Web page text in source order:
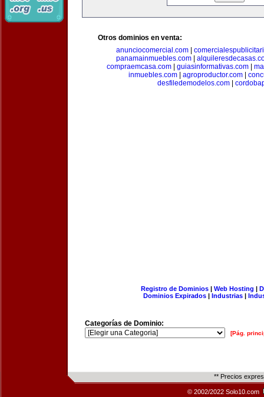
Otros dominios en venta:
anunciocomercial.com
panamainmuebles.com|
compraemcasa.com
guiasinformativas.com
inmuebles.com
agroproductor.com
desfiledemodelos.com|
Registro de Dominios| Web Hosting |
Dominios Expirados | Industrias |
Categorías de Dominio:
[Pág.
** Precios
© 2002/2022 Solo10.com